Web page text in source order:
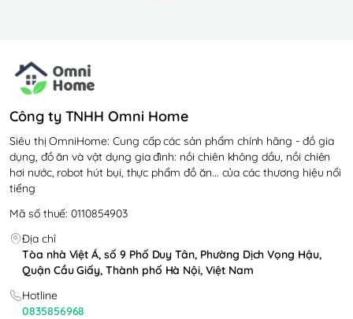
Công ty TNHH Omni Home
Siêu thị OmniHome: Cung cấp các sản phẩm chính hãng - đồ gia
dụng, đồ ăn và vật dụng gia đình: nồi chiên không dầu, nồi chiên
hơi nước, robot hút bụi, thực phẩm đồ ăn... của các thương hiệu nổi
tiếng
Mã số thuế: 0110854903
Địa chỉ
Tòa nhà Việt Á, số 9 Phố Duy Tân, Phường Dịch Vọng Hậu,
Quận Cầu Giấy, Thành phố Hà Nội, Việt Nam
Hotline
0835856968